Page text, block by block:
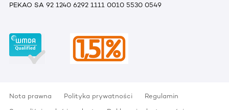
PEKAO SA 92 1240 6292 1111 0010 5530 0549
Nota prawna Polityka prywatności
Regulamin